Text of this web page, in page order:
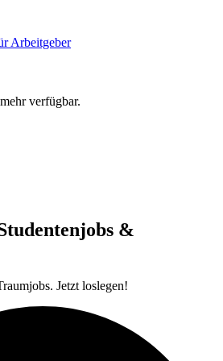
Arbeitgeber
verfügbar.
&
Jetzt loslegen!